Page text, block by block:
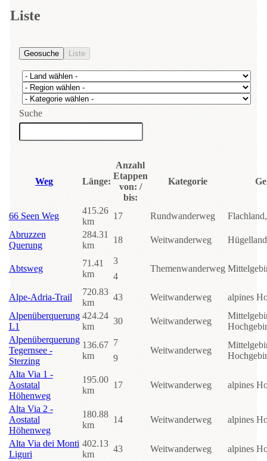
Liste
Geosuche Liste
Suche
Weg Länge:
Anzahl
Etappen
von: /
bis:
Kategorie
66 Seen Weg
415.26
km
17 Rundwanderweg
Abruzzen
Querung
284.31
km
18 Weitwanderweg
Abtsweg
71.41
km
3
4
Themenwanderweg
Alpe-Adria-Trail
720.83
km
43 Weitwanderweg
alpines
Alpenüberquerung
L1
424.24
km
30 Weitwanderweg
Alpenüberquerung
Tegernsee -
Sterzing
136.67
km
7
9
Weitwanderweg
Alta Via 1 -
Aostatal
Höhenweg
195.00
km
17 Weitwanderweg alpines
Alta Via 2 -
Aostatal
Höhenweg
180.88
km
14 Weitwanderweg alpines
Alta Via dei Monti
Liguri
402.13
km
43 Weitwanderweg
alpines